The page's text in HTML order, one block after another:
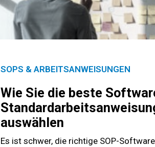
SOPS & ARBEITSANWEISUNGEN
Wie Sie die beste
auswählen
Es ist schwer, die richtige SOP-